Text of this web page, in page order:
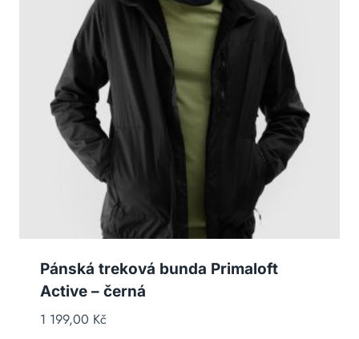
Pánská treková bunda Primaloft
Active – černá
1 199,00 Kč